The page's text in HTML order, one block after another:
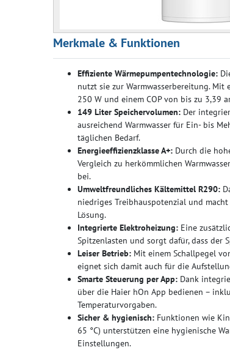
Merkmale & Funktionen
Effiziente Wärmepumpentechnologie:
nutzt sie zur Warmwasserbereitung.
250 W und einem COP von bis zu 3,39
149 Liter Speichervolumen: Der
ausreichend Warmwasser für Ein- bis
täglichen Bedarf.
Energieeffizienzklasse A+: Durch die
Vergleich zu herkömmlichen
bei.
Umweltfreundliches Kältemittel R290:
niedriges Treibhauspotenzial und
Lösung.
Integrierte Elektroheizung: Eine
Spitzenlasten und sorgt dafür, dass der
Leiser Betrieb: Mit einem Schallpegel
eignet sich damit auch für die
Smarte Steuerung per App: Dank
über die Haier hOn App bedienen –
Temperaturvorgaben.
Sicher & hygienisch: Funktionen wie
65 °C) unterstützen eine hygienische
Einstellungen.